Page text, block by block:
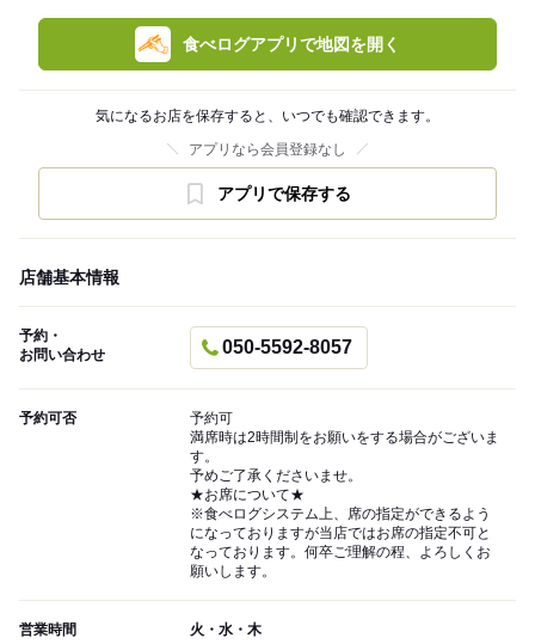
食べログアプリで地図を開く
気になるお店を保存すると、いつでも確認できます。
アプリなら会員登録なし
アプリで保存する
店舗基本情報
予約・
お問い合わせ
050-5592-8057
予約可否
予約可
満席時は2時間制をお願いをする場合がございま
す。
予めご了承くださいませ。
★お席について★
※食べログシステム上、席の指定ができるよう
になっておりますが当店ではお席の指定不可と
なっております。何卒ご理解の程、よろしくお
願いします。
営業時間 火・水・木